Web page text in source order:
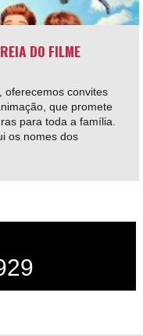
DO FILME
oferecemos convites
que promete
para toda a família.
os nomes dos